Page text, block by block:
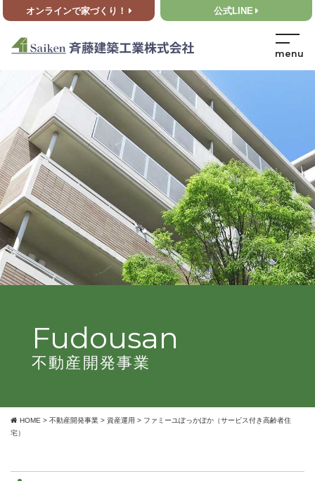
オンラインで家づくり！ 公式LINE
Fudousan
不動産開発事業
HOME > 不動産開発事業 > 資産運用 > ファミーユぽっかぽか（サービス付き高齢者住
宅）